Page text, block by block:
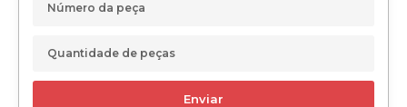
Enviar